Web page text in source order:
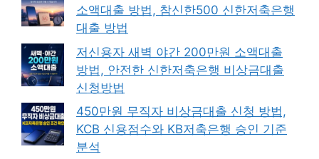
소액대출 방법, 참신한500 신한저축은행
대출 방법
저신용자 새벽 야간 200만원 소액대출
방법, 안전한 신한저축은행 비상금대출
신청방법
450만원 무직자 비상금대출 신청 방법,
KCB 신용점수와 KB저축은행 승인 기준
분석